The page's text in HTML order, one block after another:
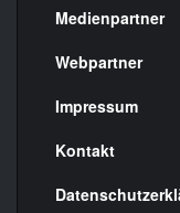
Menülinks
rechte
Seite
Medienpartner
Webpartner
Impressum
Kontakt